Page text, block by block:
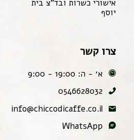
אישורי כשרות ובד"צ בית
יוסף
צרו קשר
א׳ - ה: 19:00 - 9:00
0546628032
info@chiccodicaffe.co.il
WhatsApp